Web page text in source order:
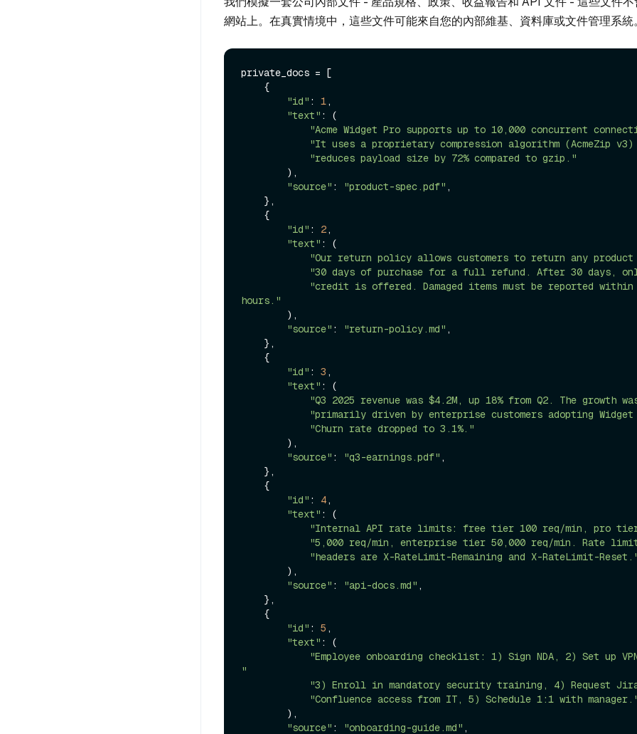
網站上。在真實情境中，這些文件可能來自您的內部維基、資料庫或文件管理系統。
private_docs = [
"id" : 1,
"text" : (
"Acme Widget Pro supports up to 10,000 concurrent
"It uses a proprietary compression algorithm (AcmeZip
"reduces payload size by 72% compared to gzip."
"source" : "product-spec.pdf" ,
"id" : 2,
"text" : (
"Our return policy allows customers to return any
"30 days of purchase for a full refund. After 30 days,
"credit is offered. Damaged items must be reported within
hours."
"source" : "return-policy.md" ,
"id" : 3 ,
"text" : (
"Q3 2025 revenue was $4.2M, up 18% from Q2. The growth
"primarily driven by enterprise customers adopting
"Churn rate dropped to 3.1%."
"source" : "q3-earnings.pdf" ,
"id" : 4,
"text" : (
"Internal API rate limits: free tier 100 req/min, pro
"5,000 req/min, enterprise tier 50,000 req/min. Rate
"headers are X-RateLimit-Remaining and X-RateLimit-
"source" : "api-docs.md" ,
"id" : 5 ,
"text" : (
"Employee onboarding checklist: 1) Sign NDA, 2) Set up
"
"3) Enroll in mandatory security training, 4) Request
"Confluence access from IT, 5) Schedule 1:1 with
"source" : "onboarding-guide.md" ,